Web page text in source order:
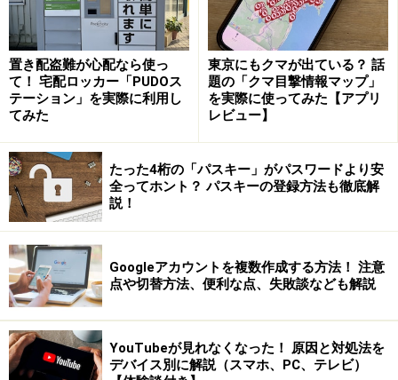
最後に登録したメールアドレス宛に確認メールを送信
し、そのメールの案内にしたがって登録メールアドレス
確認の手続きを行えば登録完了です。
外部メールの受信を確認するには、「メールを受信」の
右側にある下三角をクリックし、確認したいメールアド
レスを選択します。「メールを受信」をクリックしただ
けでは受信しませんのでご注意してください。
置き配盗難が心配なら使っ
て！ 宅配ロッカー「PUDOス
テーション」を実際に利用し
てみた
東京にもクマが出ている？ 話
題の「クマ目撃情報マップ」
を実際に使ってみた【アプリ
レビュー】
たった4桁の「パスキー」がパスワードより安
全ってホント？ パスキーの登録方法も徹底解
説！
Googleアカウントを複数作成する方法！ 注意
点や切替方法、便利な点、失敗談なども解説
YouTubeが見れなくなった！ 原因と対処法を
デバイス別に解説（スマホ、PC、テレビ）